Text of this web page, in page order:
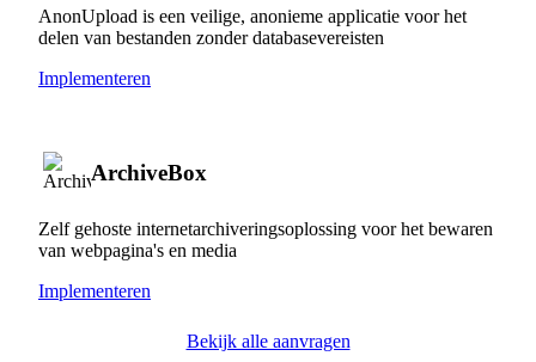
AnonUpload is een veilige, anonieme applicatie voor het
delen van bestanden zonder databasevereisten
Implementeren
ArchiveBox
Zelf gehoste internetarchiveringsoplossing voor het bewaren
van webpagina's en media
Implementeren
Bekijk alle aanvragen